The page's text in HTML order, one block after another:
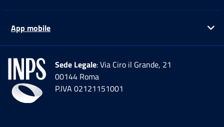
App mobile
Sede Legale: Via Ciro il Grande, 21
00144 Roma
P.IVA 02121151001